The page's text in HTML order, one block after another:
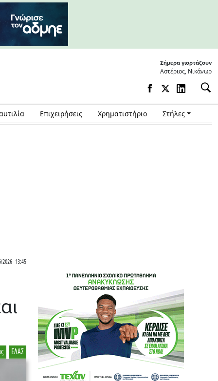
Σήμερα γιορτάζουν
Αστέριος, Νικάνωρ
Επιχειρήσεις Χρηματιστήριο Στήλες
2026 - 13:45
ΕΛΑΣ